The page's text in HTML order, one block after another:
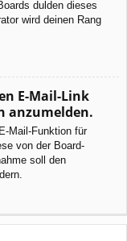
dulden dieses
wird deinen Rang
E-Mail-Link
anzumelden.
Mail-Funktion für
von der Board-
soll den